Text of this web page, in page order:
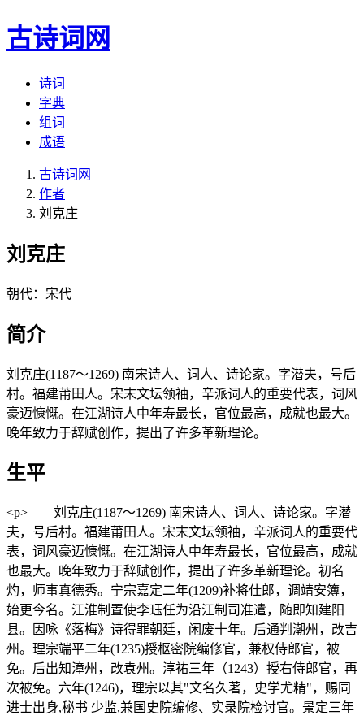
古诗词网
诗词
字典
组词
成语
古诗词网
作者
刘克庄
刘克庄
朝代：宋代
简介
刘克庄(1187～1269) 南宋诗人、词人、诗论家。字潜夫，号后
村。福建莆田人。宋末文坛领袖，辛派词人的重要代表，词风
豪迈慷慨。在江湖诗人中年寿最长，官位最高，成就也最大。
晚年致力于辞赋创作，提出了许多革新理论。
生平
<p> 刘克庄(1187～1269) 南宋诗人、词人、诗论家。字潜
夫，号后村。福建莆田人。宋末文坛领袖，辛派词人的重要代
表，词风豪迈慷慨。在江湖诗人中年寿最长，官位最高，成就
也最大。晚年致力于辞赋创作，提出了许多革新理论。初名
灼，师事真德秀。宁宗嘉定二年(1209)补将仕郎，调靖安簿，
始更今名。江淮制置使李珏任为沿江制司准遣，随即知建阳
县。因咏《落梅》诗得罪朝廷，闲废十年。后通判潮州，改吉
州。理宗端平二年(1235)授枢密院编修官，兼权侍郎官，被
免。后出知漳州，改袁州。淳祐三年（1243）授右侍郎官，再
次被免。六年(1246)，理宗以其"文名久著，史学尤精"，赐同
进士出身,秘书 少监,兼国史院编修、实录院检讨官。景定三年